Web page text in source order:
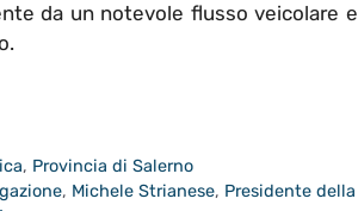
da un notevole flusso veicolare e
, Provincia di Salerno
, Michele Strianese, Presidente della